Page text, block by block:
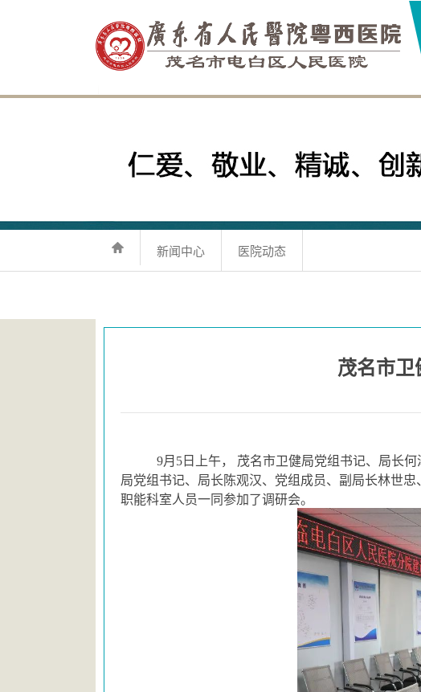
新闻中心 医院动态
茂名市卫
9月5日上午， 茂名市卫健局党组书记、局长
局党组书记、局长陈观汉、党组成员、副局长林世
职能科室人员一同参加了调研会。